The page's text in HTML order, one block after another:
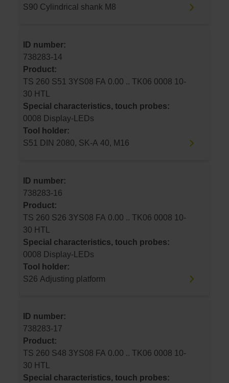
S90 Cylindrical shank M8
ID number:
738283-14
Product:
TS 260 S51 3YS08 FA 0.00 .. TK06 0008 10-
30 HTL
Special characteristics, touch probes:
0008 Display-LEDs
Tool holder:
S51 DIN 2080, SK-A 40, M16
ID number:
738283-16
Product:
TS 260 S26 3YS08 FA 0.00 .. TK06 0008 10-
30 HTL
Special characteristics, touch probes:
0008 Display-LEDs
Tool holder:
S26 Adjusting platform
ID number:
738283-17
Product:
TS 260 S48 3YS08 FA 0.00 .. TK06 0008 10-
30 HTL
Special characteristics, touch probes: